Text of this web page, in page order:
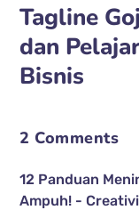
Tagline
dan
Bisnis
2 Comments
12 Panduan
Ampuh! -